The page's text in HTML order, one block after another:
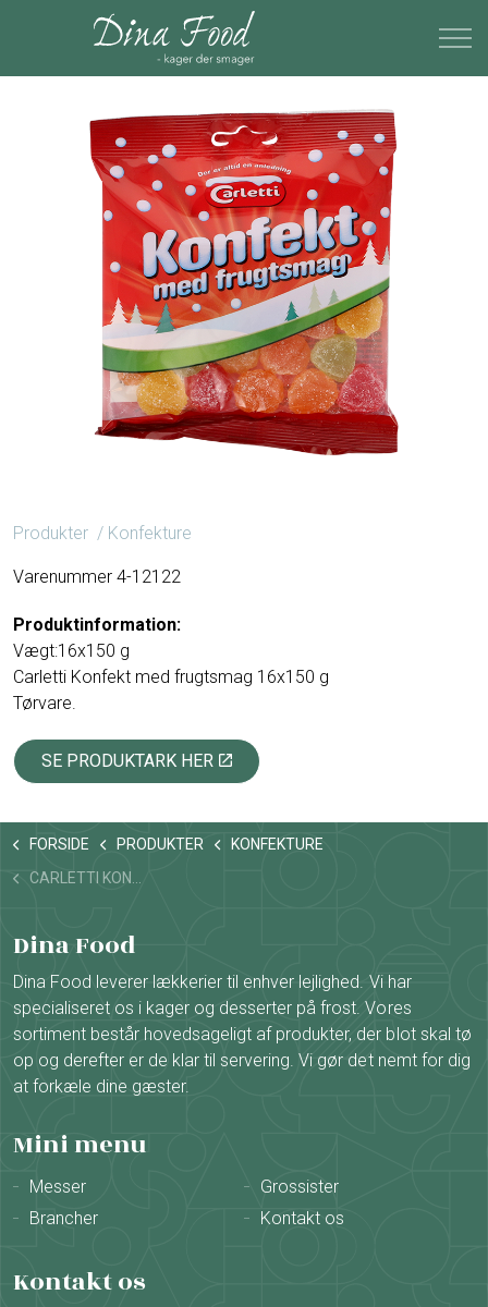
Produkter / Konfekture
Varenummer 4-12122
Produktinformation:
Vægt:16x150 g
Carletti Konfekt med frugtsmag 16x150 g
Tørvare.
SE PRODUKTARK HER
FORSIDE PRODUKTER
KONFEKTURE
CARLETTI KONFEKT MED FRUGTSMAG
Dina Food
Dina Food leverer lækkerier til enhver lejlighed. Vi har
specialiseret os i kager og desserter på frost. Vores
sortiment består hovedsageligt af produkter, der blot skal tø
op og derefter er de klar til servering. Vi gør det nemt for dig
at forkæle dine gæster.
Mini menu
Messer
Grossister
Brancher
Kontakt os
Kontakt os